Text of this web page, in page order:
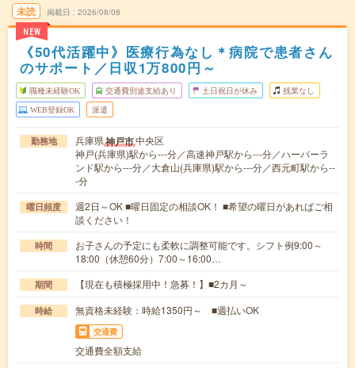
未読
NEW
掲載日 2026/08/08
《50代活躍中》医療行為なし＊病院で患者さん
のサポート／日収1万800円～
職種未経験OK 交通費別途支給あり 土日祝日が休み 残業なし
WEB登録OK 派遣
勤務地 兵庫県神戸市中央区
神戸(兵庫県)駅から---分／高速神戸駅から---分／ハーバーラ
ンド駅から---分／大倉山(兵庫県)駅から---分／西元町駅から--
-分
曜日頻度
週2日～OK ■曜日固定の相談OK！ ■希望の曜日があればご相
談ください！
時間
お子さんの予定にも柔軟に調整可能です。シフト例9:00～
18:00（休憩60分）7:00～16:00…
期間 【現在も積極採用中！急募！】■2カ月～
時給 無資格未経験：時給1350円～ ■週払いOK
交通費
交通費全額支給